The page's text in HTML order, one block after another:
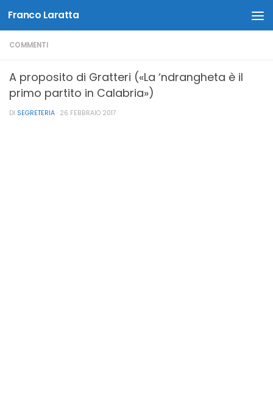
Salta al contenuto
Franco Laratta
COMMENTI
A proposito di Gratteri («La ‘ndrangheta è il
primo partito in Calabria»)
DI SEGRETERIA · 26 FEBBRAIO 2017